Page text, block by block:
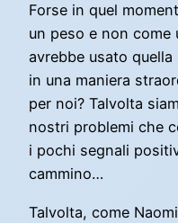
Forse in quel
un peso e non come
avrebbe usato
in una maniera
per noi? Talvolta
nostri problemi che
i pochi segnali
cammino…
Talvolta, come